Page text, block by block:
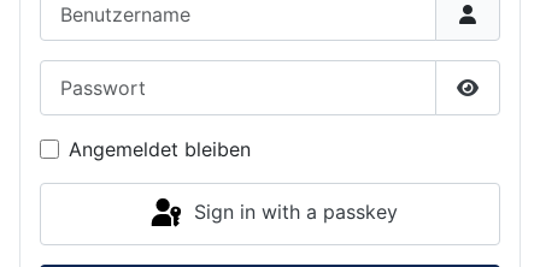
Show
Angemeldet bleiben
Sign in with a passkey